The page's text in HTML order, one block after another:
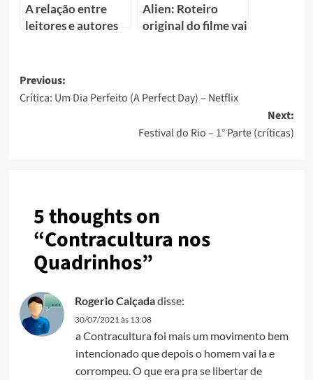
A relação entre
leitores e autores
Alien: Roteiro
original do filme vai
Previous:
Crítica: Um Dia Perfeito (A Perfect Day) – Netflix
Next:
Festival do Rio – 1° Parte (críticas)
5 thoughts on
“Contracultura nos
Quadrinhos”
Rogerio Calçadadisse:
30/07/2021 às 13:08
a Contracultura foi mais um movimento bem
intencionado que depois o homem vai la e
corrompeu. O que era pra se libertar de